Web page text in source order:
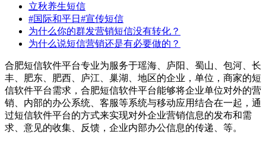
立秋养生短信
#国际和平日#宣传短信
为什么你的群发营销短信没有转化？
为什么说短信营销还是有必要做的？
合肥短信软件平台专业为服务于瑶海、庐阳、蜀山、包河、长
丰、肥东、肥西、庐江、巢湖、地区的企业，单位，商家的短
信软件平台需求，合肥短信软件平台能够将企业单位对外的营
销、内部的办公系统、客服等系统与移动应用结合在一起，通
过短信软件平台的方式来实现对外企业营销信息的发布和需
求、意见的收集、反馈，企业内部办公信息的传递、等。